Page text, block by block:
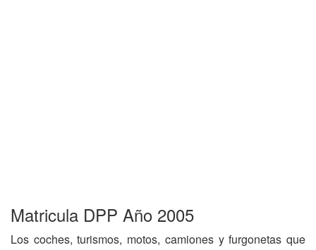
Matricula DPP Año 2005
Los coches, turismos, motos, camiones y furgonetas que